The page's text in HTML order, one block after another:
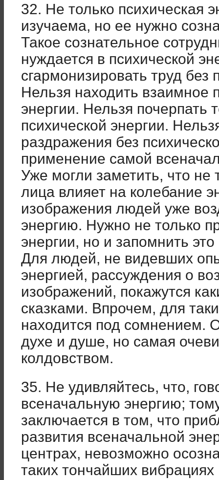
32. Не только психическая
изучаема, но ее нужно
Такое сознательное
нуждается в психической
сгармонизировать труд без
Нельзя находить взаимное
энергии. Нельзя почерпать
психической энергии.
раздражения без
применение самой
Уже могли заметить, что не
лица влияет на колебание
изображения людей уже
энергию. Нужно не только
энергии, но и запомнить
Для людей, не видевших
энергией, рассуждения о
изображений, покажутся
сказками. Впрочем, для
находится под сомнением.
духе и душе, но самая
колдовством.
35. Не удивляйтесь, что,
всеначальную энергию;
заключается в том, что
развития всеначальной
центрах, невозможно
таких тончайших